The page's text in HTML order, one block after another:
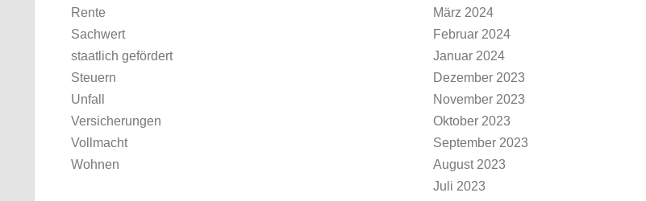
Rente
Sachwert
staatlich gefördert
Steuern
Unfall
Versicherungen
Vollmacht
Wohnen
März 2024
Februar 2024
Januar 2024
Dezember 2023
November 2023
Oktober 2023
September 2023
August 2023
Juli 2023